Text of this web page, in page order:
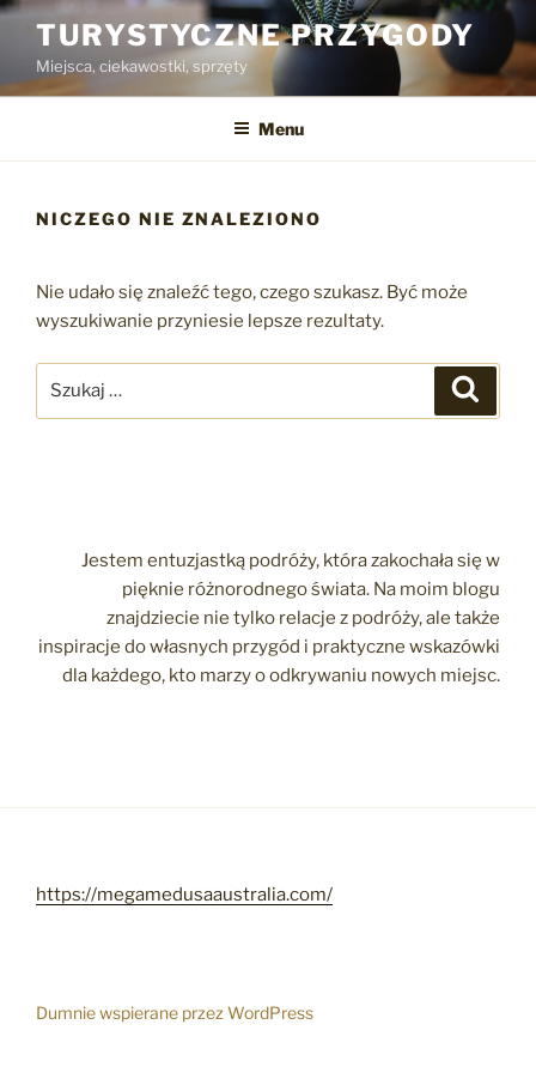
Przejdź
treści
TURYSTYCZNE PRZYGODY
Miejsca, ciekawostki, sprzęty
Menu
NICZEGO NIE ZNALEZIONO
Nie udało się znaleźć tego, czego szukasz. Być może
wyszukiwanie przyniesie lepsze rezultaty.
Jestem entuzjastką podróży, która zakochała się w
pięknie różnorodnego świata. Na moim blogu
znajdziecie nie tylko relacje z podróży, ale także
inspiracje do własnych przygód i praktyczne wskazówki
dla każdego, kto marzy o odkrywaniu nowych miejsc.
https://megamedusaaustralia.com/
Dumnie wspierane przez WordPress